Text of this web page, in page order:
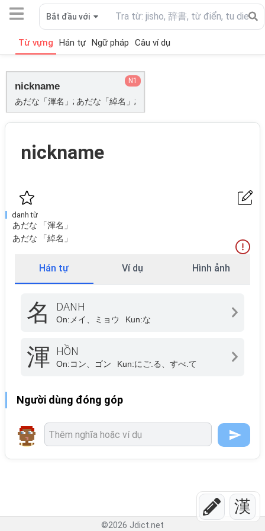
漢
Bắt đầu với
Từ vựng Hán tự Ngữ pháp Câu ví dụ
nickname
あだな「渾名」; あだな「綽名」;
N1
nickname
danh từ
あだな 「渾名」
あだな 「綽名」
Hán tự Ví dụ Hình ảnh
名 DANH
On: メイ、ミョウ Kun:な
渾 HỒN
On:コン、ゴン Kun:にご.る、すべ.て
Người dùng đóng góp
©2026 Jdict.net